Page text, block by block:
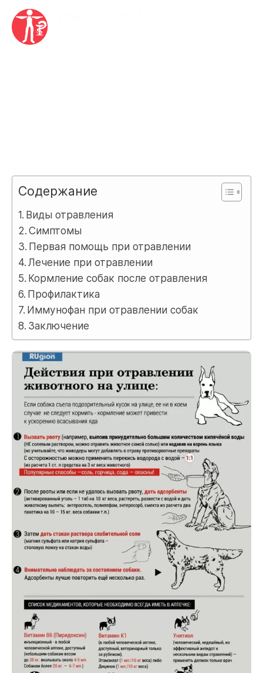
Содержание
Виды отравления
Симптомы
Первая помощь при отравлении
Лечение при отравлении
Кормление собак после отравления
Профилактика
Иммунофан при отравлении собак
Заключение